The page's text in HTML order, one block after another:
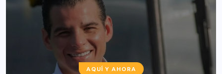
AQUÍ Y AHORA